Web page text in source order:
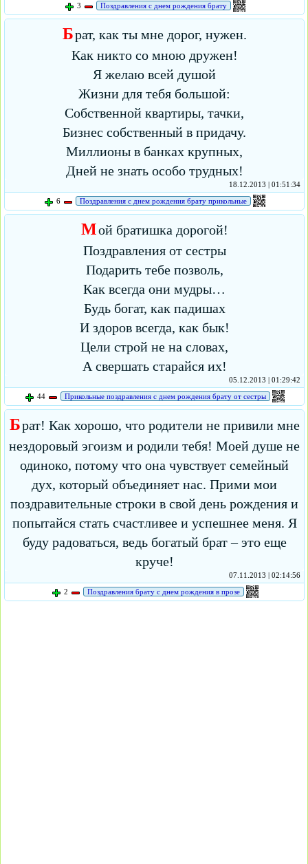
3
Поздравления с днем рождения брату
Брат, как ты мне дорог, нужен.
Как никто со мною дружен!
Я желаю всей душой
Жизни для тебя большой:
Собственной квартиры, тачки,
Бизнес собственный в придачу.
Миллионы в банках крупных,
Дней не знать особо трудных!
18.12.2013 | 01:51:34
6
Поздравления с днем рождения брату прикольные
Мой братишка дорогой!
Поздравления от сестры
Подарить тебе позволь,
Как всегда они мудры…
Будь богат, как падишах
И здоров всегда, как бык!
Цели строй не на словах,
А свершать старайся их!
05.12.2013 | 01:29:42
44
Прикольные поздравления с днем рождения брату от сестры
Брат! Как хорошо, что родители не привили мне
нездоровый эгоизм и родили тебя! Моей душе не
одиноко, потому что она чувствует семейный
дух, который объединяет нас. Прими мои
поздравительные строки в свой день рождения и
попытайся стать счастливее и успешнее меня. Я
буду радоваться, ведь богатый брат – это еще
круче!
07.11.2013 | 02:14:56
2
Поздравления брату с днем рождения в прозе